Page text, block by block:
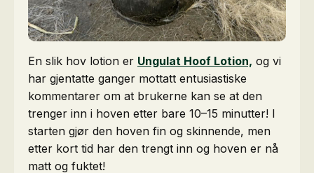
En slik hov lotion er Ungulat Hoof Lotion, og vi
har gjentatte ganger mottatt entusiastiske
kommentarer om at brukerne kan se at den
trenger inn i hoven etter bare 10–15 minutter! I
starten gjør den hoven fin og skinnende, men
etter kort tid har den trengt inn og hoven er nå
matt og fuktet!